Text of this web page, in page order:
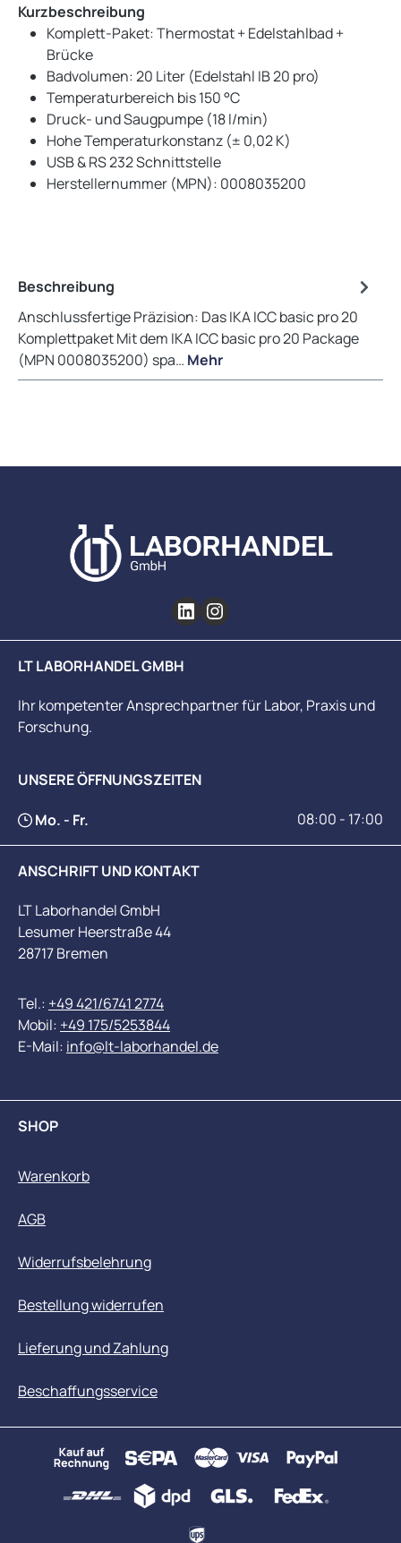
Kurzbeschreibung
Komplett-Paket: Thermostat + Edelstahlbad +
Brücke
Badvolumen: 20 Liter (Edelstahl IB 20 pro)
Temperaturbereich bis 150 °C
Druck- und Saugpumpe (18 l/min)
Hohe Temperaturkonstanz (± 0,02 K)
USB & RS 232 Schnittstelle
Herstellernummer (MPN): 0008035200
Beschreibung
Anschlussfertige Präzision: Das IKA ICC basic pro 20
Komplettpaket Mit dem IKA ICC basic pro 20 Package
(MPN 0008035200) spa… Mehr
LT LABORHANDEL GMBH
Ihr kompetenter Ansprechpartner für Labor, Praxis und
Forschung.
UNSERE ÖFFNUNGSZEITEN
Mo. - Fr. 08:00 - 17:00
ANSCHRIFT UND KONTAKT
LT Laborhandel GmbH
Lesumer Heerstraße 44
28717 Bremen
Tel.: +49 421/6741 2774
Mobil: +49 175/5253844
E-Mail: info@lt-laborhandel.de
SHOP
Warenkorb
AGB
Widerrufsbelehrung
Bestellung widerrufen
Lieferung und Zahlung
Beschaffungsservice